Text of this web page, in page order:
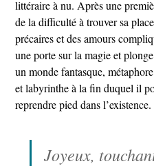
littéraire à nu. Après une
de la difficulté à trouver sa
précaires et des amours
une porte sur la magie et
un monde fantasque,
et labyrinthe à la fin duquel il
reprendre pied dans l’existence.
Joyeux,